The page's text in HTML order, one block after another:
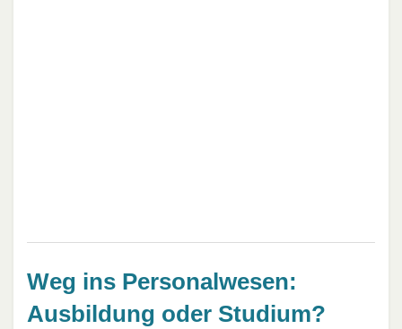
Weg ins Personalwesen:
Ausbildung oder Studium?